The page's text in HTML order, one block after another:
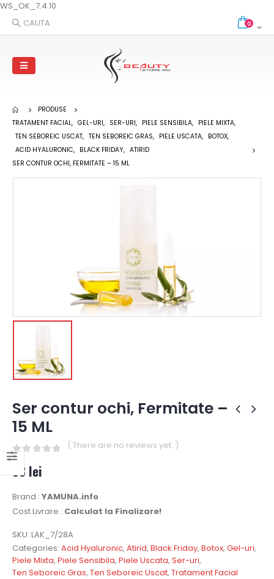
WS_OK_7.4.10
CAUTA
0
PRODUSE
TRATAMENT FACIAL, GEL-URI, SER-URI, PIELE SENSIBILA, PIELE MIXTA,
TEN SEBOREIC USCAT, TEN SEBOREIC GRAS, PIELE USCATA, BOTOX,
ACID HYALURONIC, BLACK FRIDAY, ATIRID
SER CONTUR OCHI, FERMITATE – 15 ML
Ser contur ochi, Fermitate –
15 ML
0
( There are no reviews yet. )
58 lei
Brand : YAMUNA.info
Cost Livrare : Calculat la Finalizare!
SKU: LAK_7/28A
Categories: Acid Hyaluronic, Atirid, Black Friday, Botox, Gel-uri,
Piele Mixta, Piele Sensibila, Piele Uscata, Ser-uri,
Ten Seboreic Gras, Ten Seboreic Uscat, Tratament Facial